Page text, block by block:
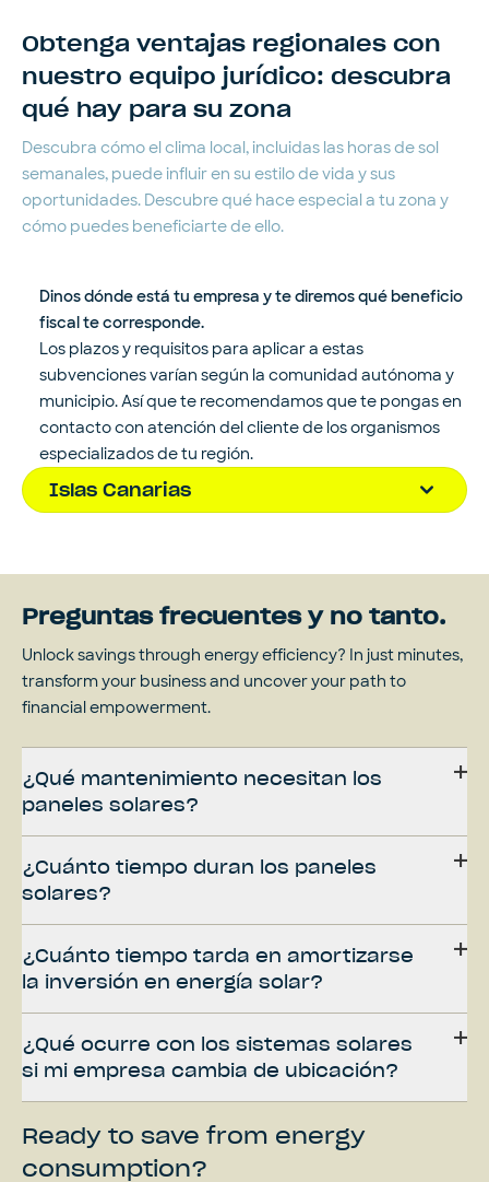
Obtenga ventajas regionales con
nuestro equipo jurídico: descubra
qué hay para su zona
Descubra cómo el clima local, incluidas las horas de sol
semanales, puede influir en su estilo de vida y sus
oportunidades. Descubre qué hace especial a tu zona y
cómo puedes beneficiarte de ello.
Dinos dónde está tu empresa y te diremos qué beneficio
fiscal te corresponde.
Los plazos y requisitos para aplicar a estas
subvenciones varían según la comunidad autónoma y
municipio. Así que te recomendamos que te pongas en
contacto con atención del cliente de los organismos
especializados de tu región.
Islas Canarias
Preguntas frecuentes y no tanto.
Unlock savings through energy efficiency? In just minutes,
transform your business and uncover your path to
financial empowerment.
¿Qué mantenimiento necesitan los
paneles solares?
¿Cuánto tiempo duran los paneles
solares?
¿Cuánto tiempo tarda en amortizarse
la inversión en energía solar?
¿Qué ocurre con los sistemas solares
si mi empresa cambia de ubicación?
Ready to save from energy
consumption?